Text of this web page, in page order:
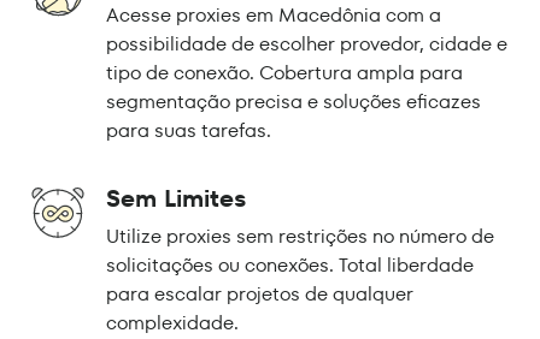
Acesse proxies em Macedônia com a
possibilidade de escolher provedor, cidade e
tipo de conexão. Cobertura ampla para
segmentação precisa e soluções eficazes
para suas tarefas.
Sem Limites
Utilize proxies sem restrições no número de
solicitações ou conexões. Total liberdade
para escalar projetos de qualquer
complexidade.